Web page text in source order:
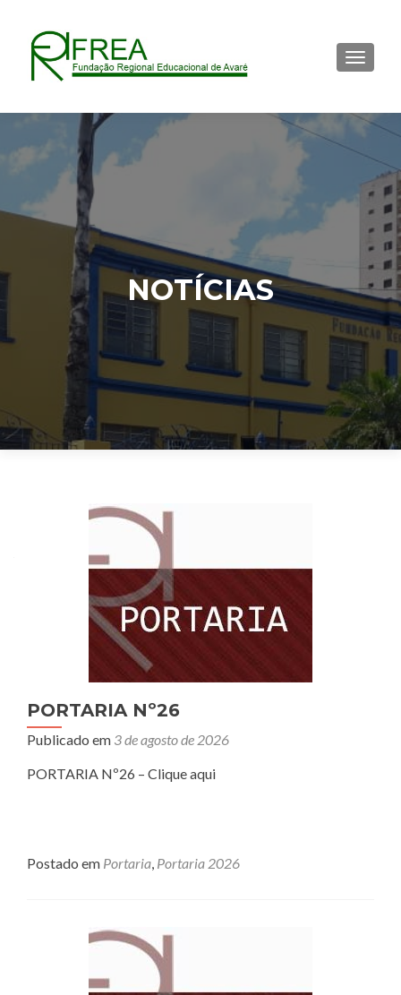
NOTÍCIAS
PORTARIA Nº26
Publicado em 3 de agosto de 2026
PORTARIA Nº26 – Clique aqui
Postado em Portaria, Portaria 2026
Navegação
posts